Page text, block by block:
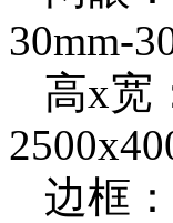
30mm-
高x宽
边框